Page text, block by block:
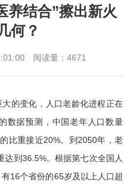
养结合”擦出新火
何？
阅读量：4671
的变化，人口老龄化进程正在
数据预测，中国老年人口数量
比重接近20%。到2050年，老
到36.5%。根据第七次全国人
16个省份的65岁及以上人口超